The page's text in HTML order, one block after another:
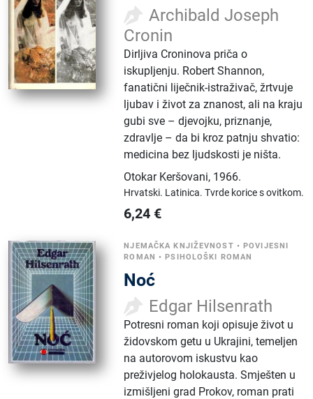
Archibald Joseph
Cronin
Dirljiva Croninova priča o
iskupljenju. Robert Shannon,
fanatični liječnik-istraživač, žrtvuje
ljubav i život za znanost, ali na kraju
gubi sve – djevojku, priznanje,
zdravlje – da bi kroz patnju shvatio:
medicina bez ljudskosti je ništa.
Otokar Keršovani, 1966.
Hrvatski. Latinica.Tvrde korice s ovitkom.
6,24 €
NJEMAČKA KNJIŽEVNOST •POVIJESNI
ROMAN •PSIHOLOŠKI ROMAN
Noć
Edgar Hilsenrath
Potresni roman koji opisuje život u
židovskom getu u Ukrajini, temeljen
na autorovom iskustvu kao
preživjelog holokausta. Smješten u
izmišljeni grad Prokov, roman prati